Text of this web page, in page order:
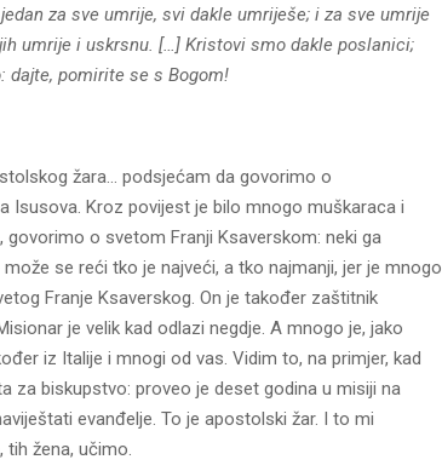
za sve umrije, svi dakle umriješe; i za sve umrije
umrije i uskrsnu. […] Kristovi smo dakle poslanici;
dajte, pomirite se s Bogom!
žara… podsjećam da govorimo o
Isusova. Kroz povijest je bilo mnogo muškaraca i
o svetom Franji Ksaverskom: neki ga
se reći tko je najveći, a tko najmanji, jer je mnogo
Franje Ksaverskog. On je također zaštitnik
je velik kad odlazi negdje. A mnogo je, jako
iz Italije i mnogi od vas. Vidim to, na primjer, kad
za biskupstvo: proveo je deset godina u misiji na
evanđelje. To je apostolski žar. I to mi
žena, učimo.